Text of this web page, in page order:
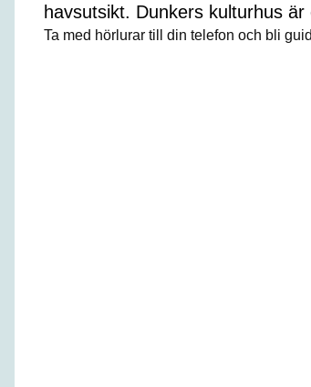
havsutsikt. Dunkers kulturhus
Ta med hörlurar till din telefon och bli